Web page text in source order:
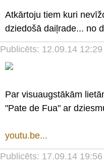
Atkārtoju tiem kuri
dziedošā daiļrade... no
Publicēts: 12.09.14
Par visuaugstākām
"Pate de Fua" ar
youtu.be...
Publicēts: 17.09.14 19:56